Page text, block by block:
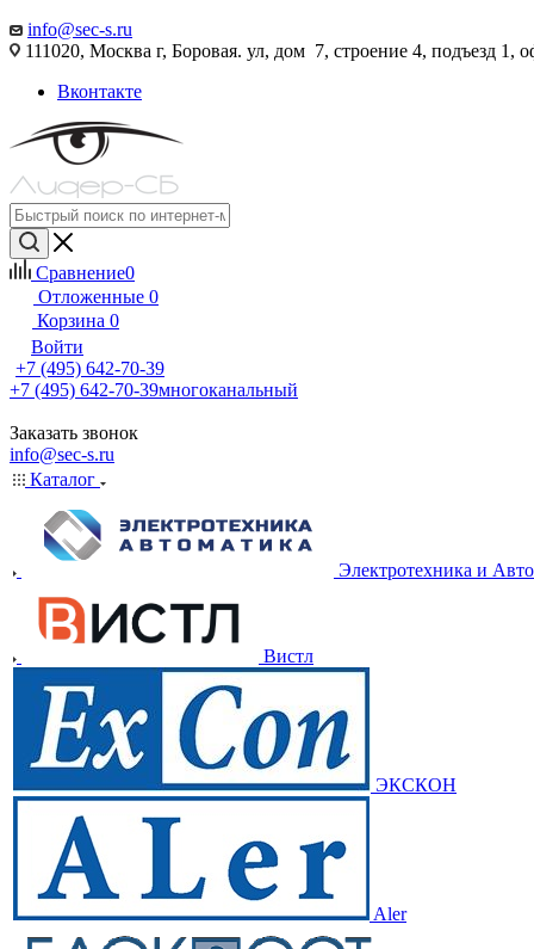
info@sec-s.ru
111020, Москва г, Боровая. ул, дом 7, строение 4, подъезд 1,
Вконтакте
Сравнение0
Отложенные 0
Корзина 0
Войти
+7 (495) 642-70-39
+7 (495) 642-70-39многоканальный
Заказать звонок
info@sec-s.ru
Каталог
Электротехника и
Вистл
ЭКСКОН
Aler